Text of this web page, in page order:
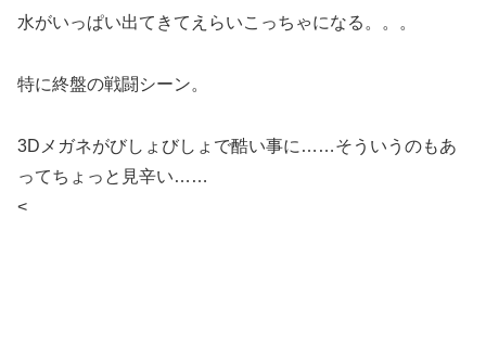
水がいっぱい出てきてえらいこっちゃになる。。。
特に終盤の戦闘シーン。
3Dメガネがびしょびしょで酷い事に……そういうのもあ
ってちょっと見辛い……
<